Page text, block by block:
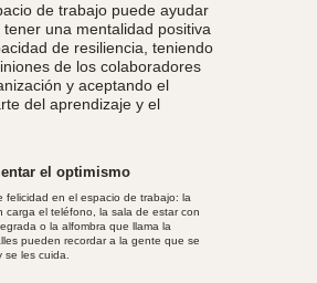
de trabajo puede ayudar
una mentalidad positiva
de resiliencia, teniendo
de los colaboradores
y aceptando el
del aprendizaje y el
el optimismo
felicidad en el espacio de trabajo: la
carga el teléfono, la sala de estar con
o la alfombra que llama la
pueden recordar a la gente que se
se les cuida.